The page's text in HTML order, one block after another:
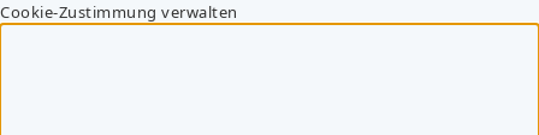
Cookie-Zustimmung verwalten